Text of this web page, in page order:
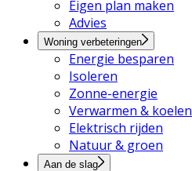
Eigen plan maken
Advies
Woning verbeteringen
Energie besparen
Isoleren
Zonne-energie
Verwarmen & koelen
Elektrisch rijden
Natuur & groen
Aan de slag